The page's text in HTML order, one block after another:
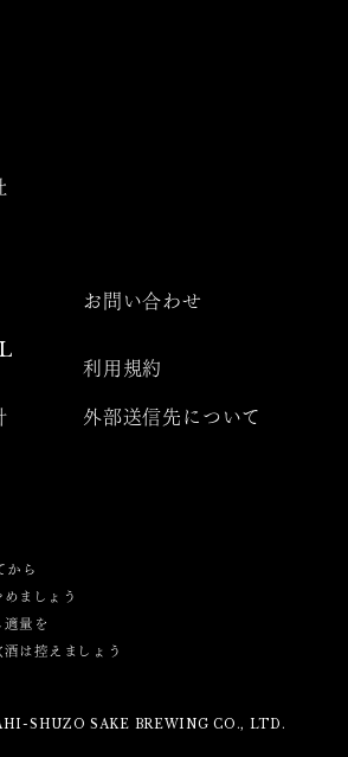
お問い合わせ
利用規約
外部送信先について
から
ましょう
量を
は控えましょう
SHUZO SAKE BREWING CO., LTD.